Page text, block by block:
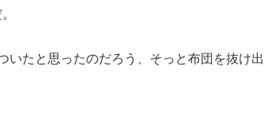
たと思ったのだろう、そっと布団を抜け出